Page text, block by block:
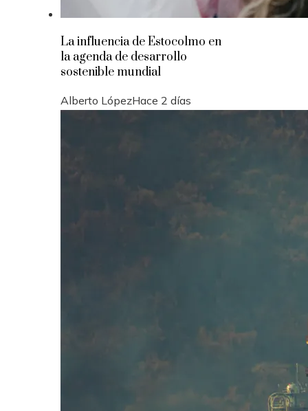
La influencia de Estocolmo en
la agenda de desarrollo
sostenible mundial
Alberto LópezHace 2 días